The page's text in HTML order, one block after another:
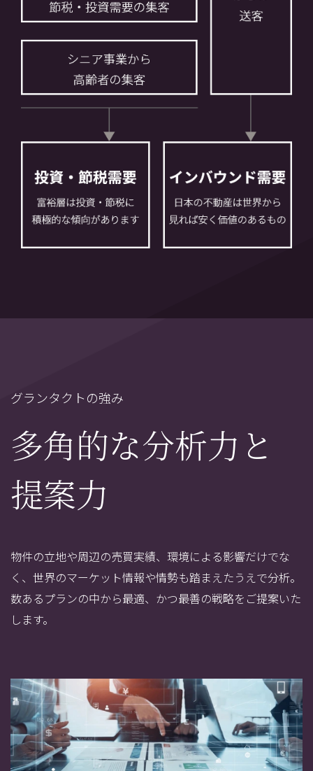
グランタクトの強み
多角的な分析力と
提案力
物件の立地や周辺の売買実績、環境による影響だけでな
く、世界のマーケット情報や情勢も踏まえたうえで分析。
数あるプランの中から最適、かつ最善の戦略をご提案いた
します。